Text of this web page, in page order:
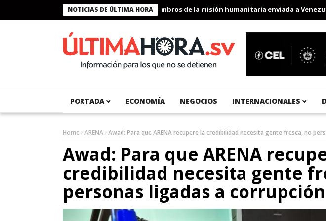
NOTICIAS DE ÚLTIMA HORA
Presidente Bukele condecora a miembros de la misión humanitaria enviada a Venezuela
PORTADA ECONOMÍA NEGOCIOS INTERNACIONALES
Home ARENA Awad: Para que ARENA recupere la credibilidad necesita gente fresca, no
Awad: Para que ARENA
credibilidad necesita gente
personas ligadas a corrupción